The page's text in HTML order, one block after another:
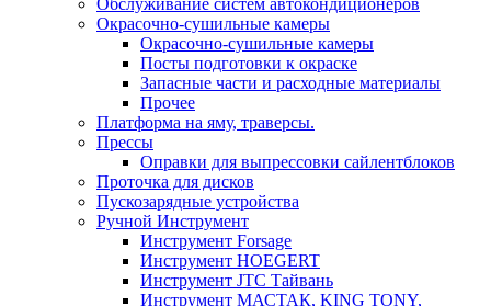
Обслуживание систем автокондиционеров
Окрасочно-сушильные камеры
Окрасочно-сушильные камеры
Посты подготовки к окраске
Запасные части и расходные материалы
Прочее
Платформа на яму, траверсы.
Прессы
Оправки для выпрессовки сайлентблоков
Проточка для дисков
Пускозарядные устройства
Ручной Инструмент
Инструмент Forsage
Инструмент HOEGERT
Инструмент JTC Тайвань
Инструмент МАСТАК, KING TONY,